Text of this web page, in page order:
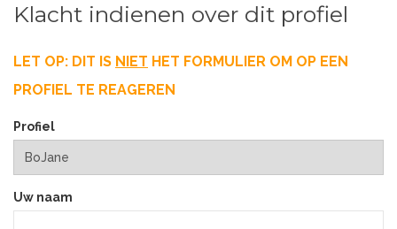
Klacht indienen over dit profiel
LET OP: DIT IS NIET HET FORMULIER OM OP EEN
PROFIEL TE REAGEREN
Profiel
Uw naam